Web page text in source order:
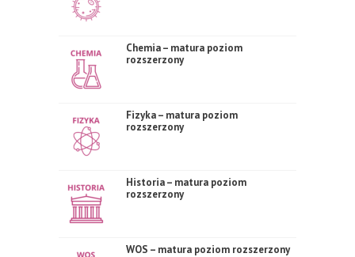
Chemia – matura poziom
rozszerzony
Fizyka – matura poziom
rozszerzony
Historia – matura poziom
rozszerzony
WOS – matura poziom rozszerzony